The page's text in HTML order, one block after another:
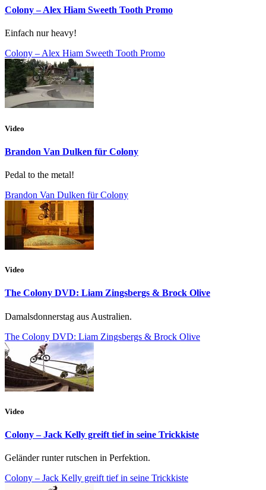
Colony – Alex Hiam Sweeth Tooth Promo
Einfach nur heavy!
Colony – Alex Hiam Sweeth Tooth Promo
Video
Brandon Van Dulken für Colony
Pedal to the metal!
Brandon Van Dulken für Colony
Video
The Colony DVD: Liam Zingsbergs & Brock Olive
Damalsdonnerstag aus Australien.
The Colony DVD: Liam Zingsbergs & Brock Olive
Video
Colony – Jack Kelly greift tief in seine Trickkiste
Geländer runter rutschen in Perfektion.
Colony – Jack Kelly greift tief in seine Trickkiste